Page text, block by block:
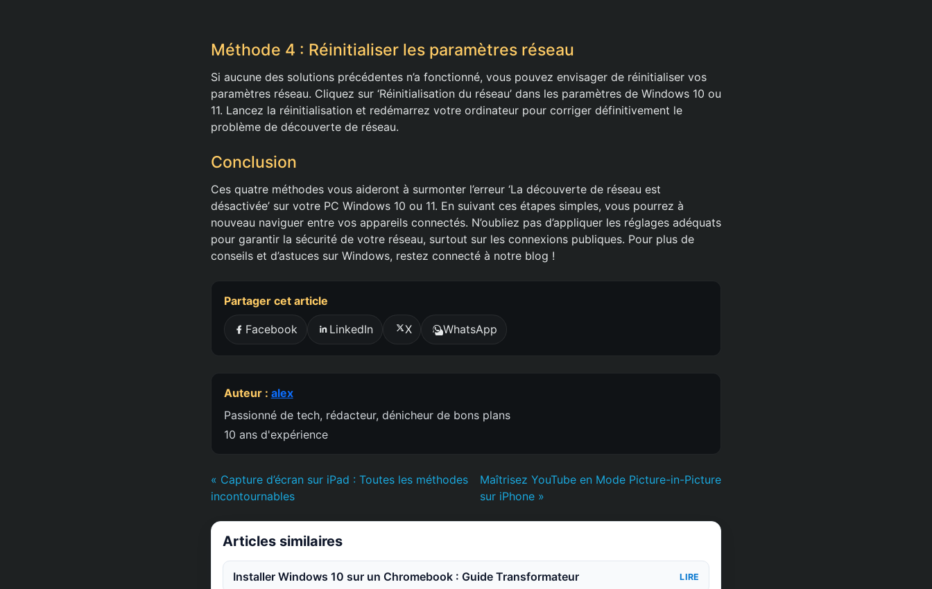
Méthode 4 : Réinitialiser les paramètres réseau
Si aucune des solutions précédentes n’a fonctionné, vous pouvez envisager de réinitialiser vos
paramètres réseau. Cliquez sur ‘Réinitialisation du réseau’ dans les paramètres de Windows 10 ou
11. Lancez la réinitialisation et redémarrez votre ordinateur pour corriger définitivement le
problème de découverte de réseau.
Conclusion
Ces quatre méthodes vous aideront à surmonter l’erreur ‘La découverte de réseau est
désactivée’ sur votre PC Windows 10 ou 11. En suivant ces étapes simples, vous pourrez à
nouveau naviguer entre vos appareils connectés. N’oubliez pas d’appliquer les réglages adéquats
pour garantir la sécurité de votre réseau, surtout sur les connexions publiques. Pour plus de
conseils et d’astuces sur Windows, restez connecté à notre blog !
Partager cet article
Facebook LinkedIn X WhatsApp
Auteur : alex
Passionné de tech, rédacteur, dénicheur de bons plans
10 ans d'expérience
« Capture d’écran sur iPad : Toutes les méthodes
incontournables
Maîtrisez YouTube en Mode Picture-in-Picture
sur iPhone »
Articles similaires
Installer Windows 10 sur un Chromebook : Guide Transformateur LIRE